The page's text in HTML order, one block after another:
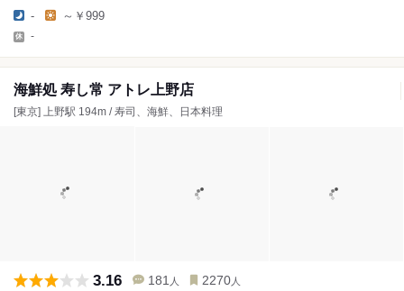
- ～￥999
-
海鮮処 寿し常 アトレ上野店
[東京] 上野駅 194m / 寿司、海鮮、日本料理
3.16 181 人 2270 人